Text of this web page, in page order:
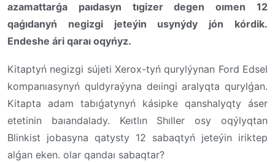
azamattarǵa paıdasyn tıgizer degen oımen 12
qaǵıdanyń negizgi jeteýin usynýdy jón kórdik.
Endeshe ári qaraı oqyńyz.
Kitaptyń negizgi sújeti Xerox-tyń qurylýynan Ford Edsel
kompanıasynyń quldyraýyna deıingi aralyqta qurylǵan.
Kitapta adam tabıǵatynyń kásipke qanshalyqty áser
etetinin baıandalady. Keıtlın Shıller osy oqýlyqtan
Blinkist jobasyna qatysty 12 sabaqtyń jeteýin iriktep
alǵan eken. olar qandaı sabaqtar?